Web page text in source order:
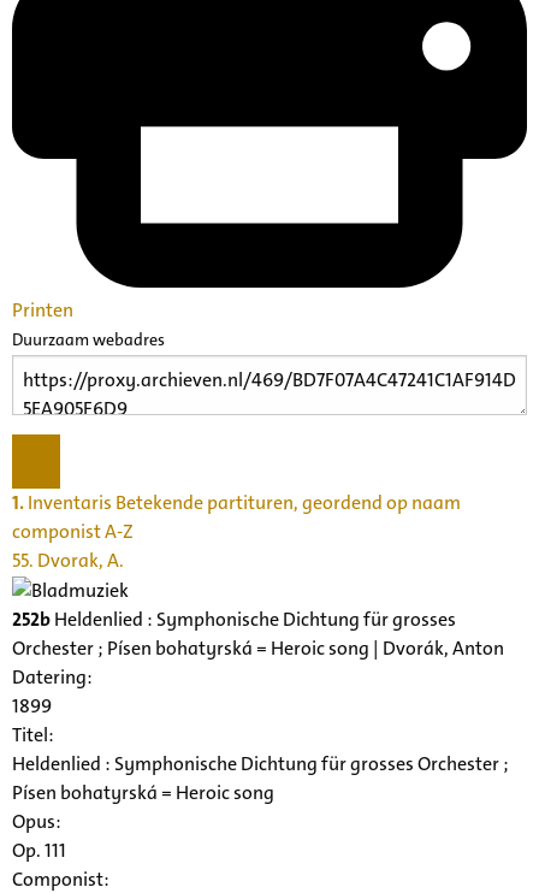
Printen
Duurzaam webadres
1.Inventaris Betekende partituren, geordend op naam
componist A-Z
55. Dvorak, A.
252bHeldenlied : Symphonische Dichtung für grosses
Orchester ; Písen bohatyrská = Heroic song | Dvorák, Anton
Datering:
1899
Titel:
Heldenlied : Symphonische Dichtung für grosses Orchester ;
Písen bohatyrská = Heroic song
Opus:
Op. 111
Componist: